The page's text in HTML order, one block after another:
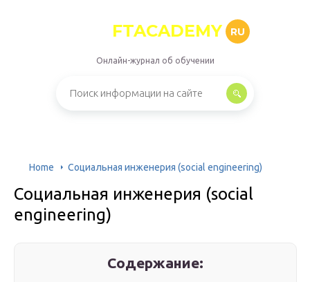
FTACADEMY RU
Онлайн-журнал об обучении
Home Социальная инженерия (social engineering)
Социальная инженерия (social
engineering)
Содержание: